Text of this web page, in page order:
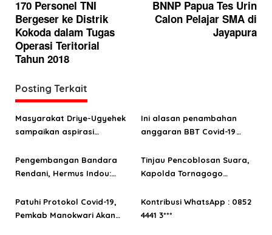
a
v
i
g
s
i
p
s
170 Personel TNI
Bergeser ke Distrik
Kokoda dalam Tugas
Operasi Teritorial
Tahun 2018
BNNP Papua Tes Urin
Calon Pelajar SMA di
Jayapura
Posting Terkait
Masyarakat Driye-Ugyehek
sampaikan aspirasi
DPRP Papua Barat Aporina
Dowansiba
Ini alasan penambahan
anggaran BBT Covid-19
miliar
Pengembangan Bandara
Rendani, Hermus Indou:
Manokwari
Tinjau Pencoblosan Suara,
Kapolda Tornagogo
Protokol Kesehatan
Patuhi Protokol Covid-19,
Pemkab Manokwari Akan
Kontribusi WhatsApp : 0852
4441 3***